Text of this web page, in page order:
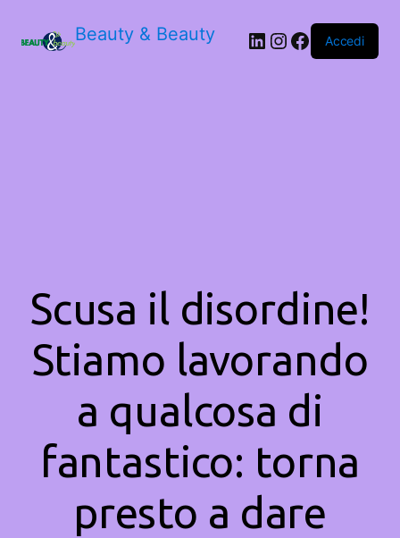
Beauty & Beauty LinkedIn
Instagram
Facebook
Accedi
Scusa il disordine!
Stiamo lavorando
a qualcosa di
fantastico: torna
presto a dare